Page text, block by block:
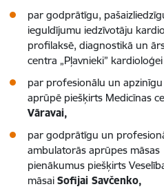
par godprātīgu,
ieguldījumu iedzīvotāju
profilaksē, diagnostikā un
centra „Pļavnieki” kardioloģei
par profesionālu un
aprūpē piešķirts Medicīnas
Vāravai,
par godprātīgu un
ambulatorās aprūpes māsas
pienākumus piešķirts
māsai Sofijai Savčenko,